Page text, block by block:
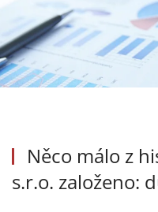
Něco málo z
s.r.o. založeno: